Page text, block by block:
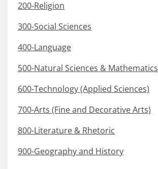
200-Religion
300-Social Sciences
400-Language
500-Natural Sciences & Mathematics
600-Technology (Applied Sciences)
700-Arts (Fine and Decorative Arts)
800-Literature & Rhetoric
900-Geography and History